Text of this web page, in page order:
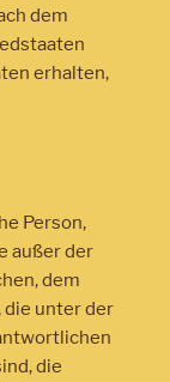
dem
erhalten,
Person,
außer der
dem
die unter der
die